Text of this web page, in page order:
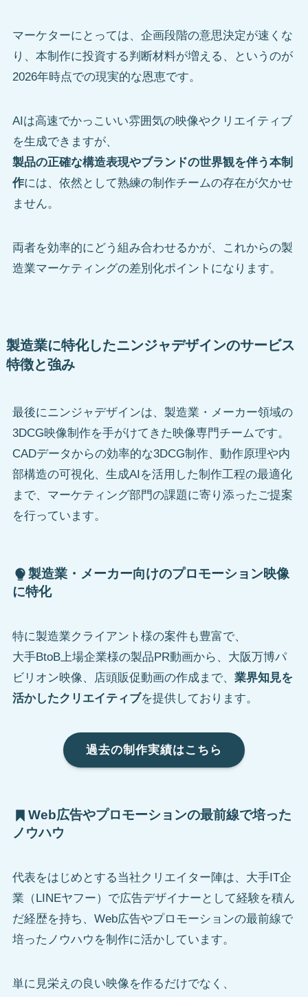
マーケターにとっては、企画段階の意思決定が速くな
り、本制作に投資する判断材料が増える、というのが
2026年時点での現実的な恩恵です。
AIは高速でかっこいい雰囲気の映像やクリエイティブ
を生成できますが、
製品の正確な構造表現やブランドの世界観を伴う本制
作には、依然として熟練の制作チームの存在が欠かせ
ません。
両者を効率的にどう組み合わせるかが、これからの製
造業マーケティングの差別化ポイントになります。
製造業に特化したニンジャデザインのサービス
特徴と強み
最後にニンジャデザインは、製造業・メーカー領域の
3DCG映像制作を手がけてきた映像専門チームです。
CADデータからの効率的な3DCG制作、動作原理や内
部構造の可視化、生成AIを活用した制作工程の最適化
まで、マーケティング部門の課題に寄り添ったご提案
を行っています。
製造業・メーカー向けのプロモーション映像
に特化
特に製造業クライアント様の案件も豊富で、
大手BtoB上場企業様の製品PR動画から、大阪万博パ
ビリオン映像、店頭販促動画の作成まで、 業界知見を
活かしたクリエイティブを提供しております。
過去の制作実績はこちら
Web広告やプロモーションの最前線で培った
ノウハウ
代表をはじめとする当社クリエイター陣は、大手IT企
業（LINEヤフー）で広告デザイナーとして経験を積ん
だ経歴を持ち、Web広告やプロモーションの最前線で
培ったノウハウを制作に活かしています。
単に見栄えの良い映像を作るだけでなく、